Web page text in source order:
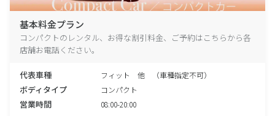
基本料金プラン
コンパクトのレンタル、お得な割引料金、ご予約はこちらから各
店舗お電話ください。
代表車種 フィット 他 （車種指定不可）
ボディタイプ コンパクト
営業時間 08:00-20:00